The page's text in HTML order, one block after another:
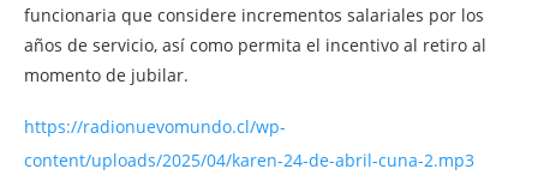
funcionaria que considere incrementos salariales por los
años de servicio, así como permita el incentivo al retiro al
momento de jubilar.
https://radionuevomundo.cl/wp-
content/uploads/2025/04/karen-24-de-abril-cuna-2.mp3